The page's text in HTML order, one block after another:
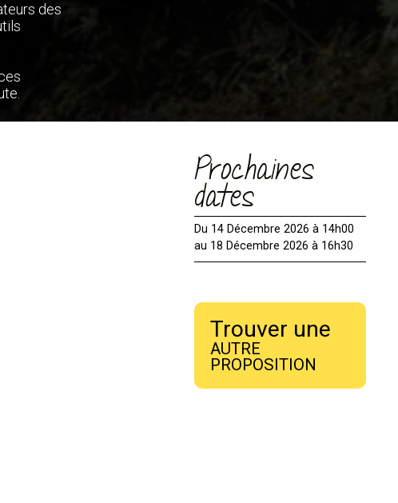
des
Prochaines
dates
Du 14 Décembre 2026 à 14h00
au 18 Décembre 2026 à 16h30
Trouver une
AUTRE
PROPOSITION